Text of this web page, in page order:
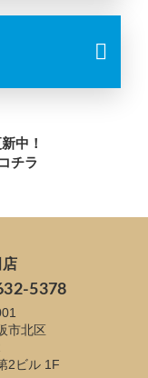
中！
チラ
店
5378
市北区
2ビル 1F